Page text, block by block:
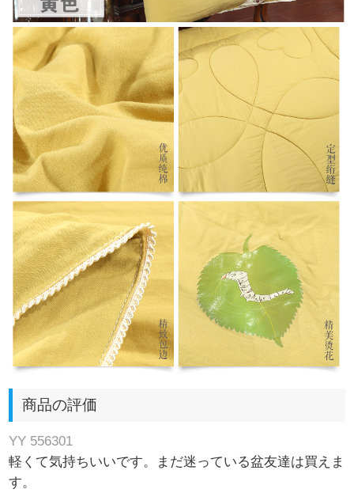
商品の評価
YY 556301
軽くて気持ちいいです。まだ迷っている盆友達は買えま
す。